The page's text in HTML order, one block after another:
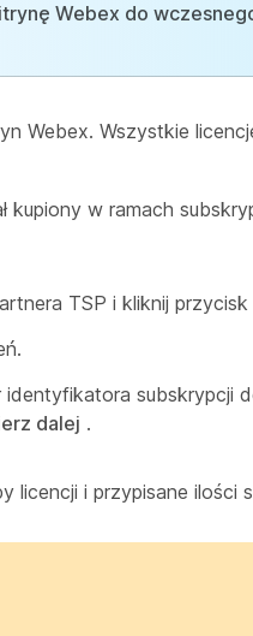
Webex do
Webex. Wszystkie
kupiony w ramach
TSP i kliknij przycisk
subskrypcji
dalej .
licencji i przypisane ilości